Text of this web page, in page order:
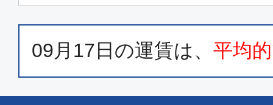
JAL228 21:10
エコノミー
09月17日 の運賃は、 平均的